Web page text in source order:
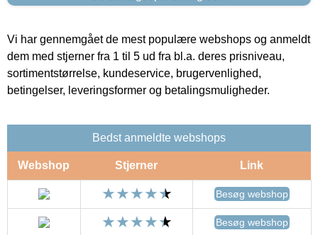
Vi har gennemgået de mest populære webshops og anmeldt
dem med stjerner fra 1 til 5 ud fra bl.a. deres prisniveau,
sortimentstørrelse, kundeservice, brugervenlighed,
betingelser, leveringsformer og betalingsmuligheder.
Bedst anmeldte webshops
Webshop Stjerner Link
Besøg webshop
Besøg webshop